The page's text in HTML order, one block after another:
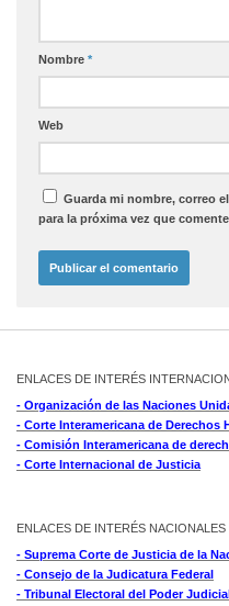
Nombre *
Web
Guarda mi nombre, correo
para la próxima vez que
ENLACES DE INTERÉS
- Organización de las Naciones
- Corte Interamericana de Derechos
- Comisión Interamericana de
- Corte Internacional de Justicia
ENLACES DE INTERÉS NACIONALES
- Suprema Corte de Justicia de la
- Consejo de la Judicatura Federal
- Tribunal Electoral del Poder